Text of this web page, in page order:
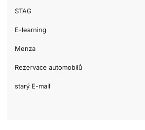
STAG
E-learning
Menza
Rezervace automobilů
starý E-mail